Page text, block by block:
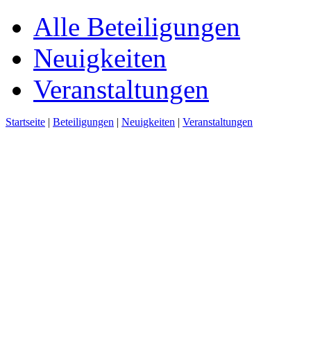
Alle Beteiligungen
Neuigkeiten
Veranstaltungen
Startseite | Beteiligungen | Neuigkeiten | Veranstaltungen